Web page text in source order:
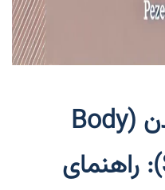
مدیتیشن اسکن بدن (Body
Scan Meditation): راهنمای